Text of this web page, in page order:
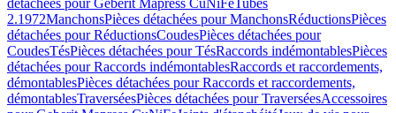
détachées pour Geberit Mapress CuNiFeTubes
2.1972ManchonsPièces détachées pour ManchonsRéductionsPièces
détachées pour RéductionsCoudesPièces détachées pour
CoudesTésPièces détachées pour TésRaccords indémontablesPièces
détachées pour Raccords indémontablesRaccords et raccordements,
démontablesPièces détachées pour Raccords et raccordements,
démontablesTraverséesPièces détachées pour TraverséesAccessoires